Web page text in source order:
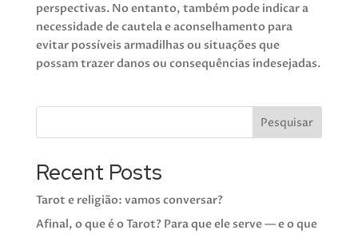
perspectivas. No entanto, também pode indicar a
necessidade de cautela e aconselhamento para
evitar possíveis armadilhas ou situações que
possam trazer danos ou consequências indesejadas.
Pesquisar
Recent Posts
Tarot e religião: vamos conversar?
Afinal, o que é o Tarot? Para que ele serve — e o que